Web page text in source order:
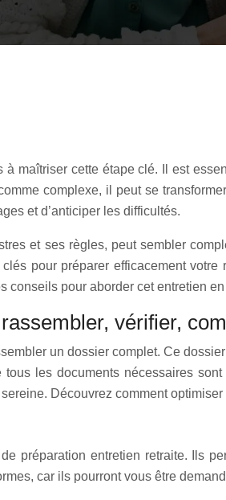
maîtriser cette étape clé. Il est
complexe, il peut se
et d’anticiper les difficultés.
et ses règles, peut sembler
pour préparer efficacement
pour aborder cet entretien
vérifier,
un dossier complet. Ce
les documents nécessaires
Découvrez comment
préparation entretien retraite. Ils
car ils pourront vous être